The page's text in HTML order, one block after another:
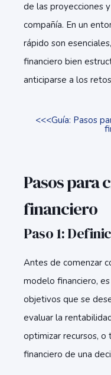
de las proyecciones
compañía. En un
rápido son
financiero bien
anticiparse a los
<<<Guía: Pasos
Pasos para
financiero
Paso 1:
Antes de comenzar
modelo financiero,
objetivos que se
evaluar la
optimizar recursos, o
financiero de una